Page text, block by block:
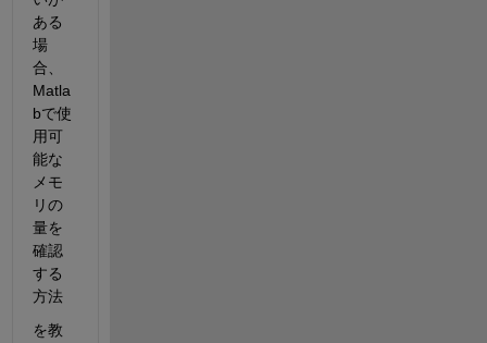
ある
場
合、
Matla
bで使
用可
能な
メモ
リの
量を
確認
する
方法
を教